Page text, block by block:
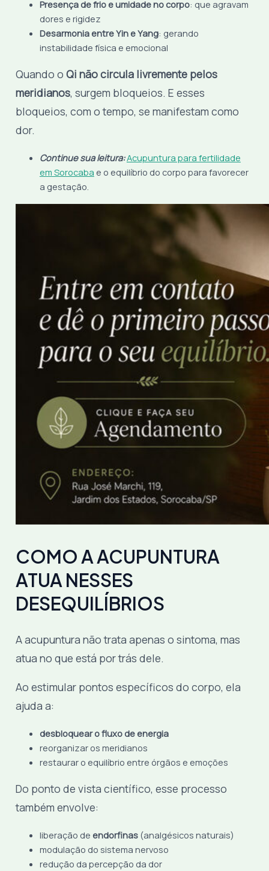
Presença de frio e umidade no corpo: que agravam
dores e rigidez
Desarmonia entre Yin e Yang: gerando
instabilidade física e emocional
Quando o Qi não circula livremente pelos
meridianos, surgem bloqueios. E esses
bloqueios, com o tempo, se manifestam como
dor.
Continue sua leitura:Acupuntura para fertilidade
em Sorocaba e o equilíbrio do corpo para favorecer
a gestação.
COMO A ACUPUNTURA
ATUA NESSES
DESEQUILÍBRIOS
A acupuntura não trata apenas o sintoma, mas
atua no que está por trás dele.
Ao estimular pontos específicos do corpo, ela
ajuda a:
desbloquear o fluxo de energia
reorganizar os meridianos
restaurar o equilíbrio entre órgãos e emoções
Do ponto de vista científico, esse processo
também envolve:
liberação de endorfinas(analgésicos naturais)
modulação do sistema nervoso
redução da percepção da dor